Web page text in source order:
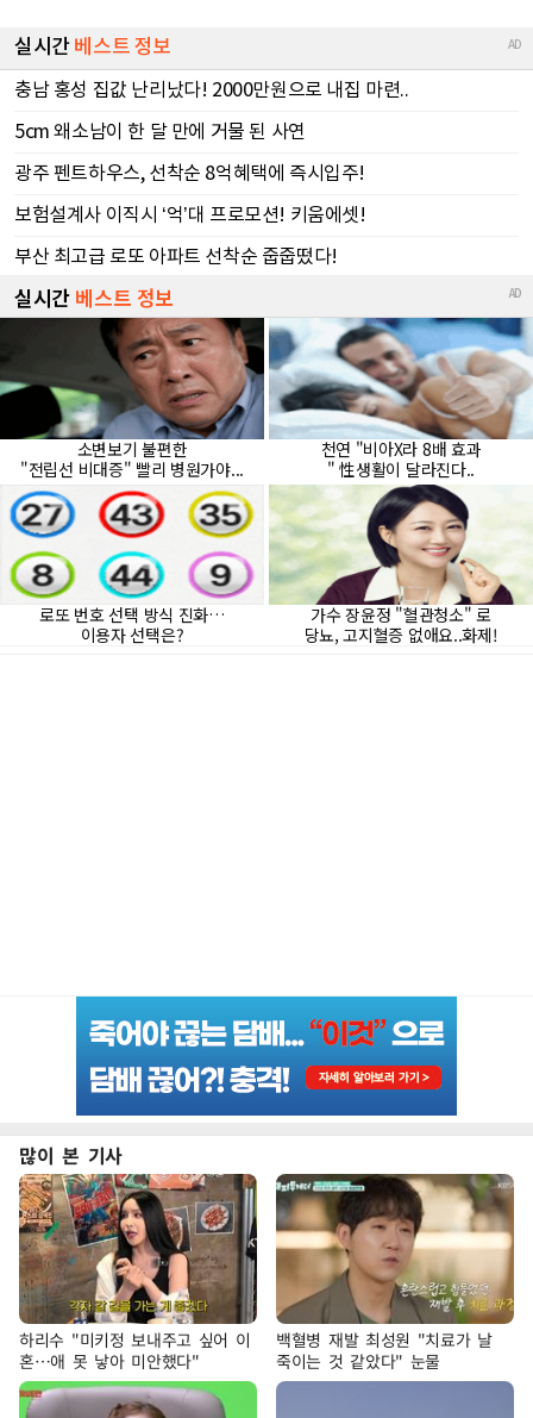
많이 본 기사
하리수 "미키정 보내주고 싶어 이
혼…애 못 낳아 미안했다"
백혈병 재발 최성원 "치료가 날
죽이는 것 같았다" 눈물